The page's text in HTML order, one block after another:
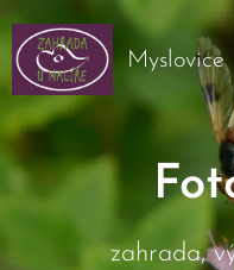
Myslovice
zahrada,